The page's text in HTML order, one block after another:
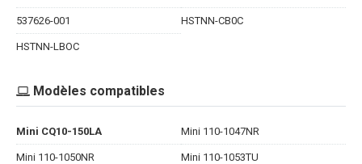
537626-001 HSTNN-CB0C
HSTNN-LBOC
Modèles compatibles
Mini CQ10-150LA Mini 110-1047NR
Mini 110-1050NR Mini 110-1053TU